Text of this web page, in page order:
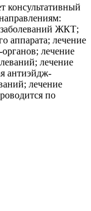
консультативный
заболеваний ЖКТ;
аппарата; лечение
лечение
лечение
антиэйдж-
лечение
по